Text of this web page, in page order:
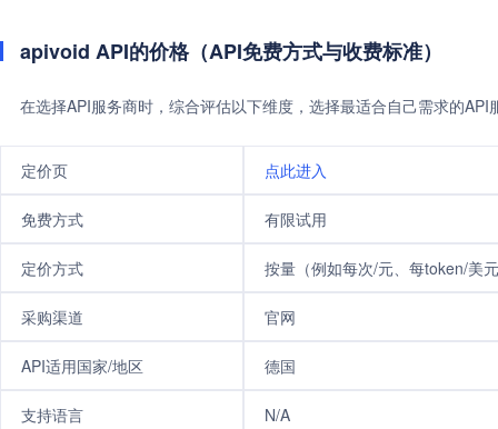
apivoid API的价格（API免费方式与收费标准）
在选择API服务商时，综合评估以下维度，选择最适合自己需求的
定价页 点此进入
免费方式 有限试用
定价方式 按量（例如每次/元、每token/美
采购渠道 官网
API适用国家/地区 德国
支持语言 N/A